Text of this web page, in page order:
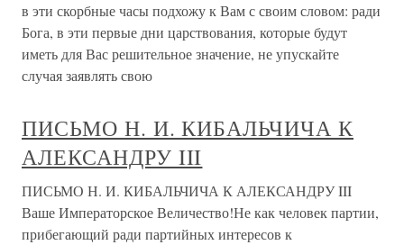
в эти скорбные часы подхожу к Вам с своим словом: ради
Бога, в эти первые дни царствования, которые будут
иметь для Вас решительное значение, не упускайте
случая заявлять свою
ПИСЬМО Н. И. КИБАЛЬЧИЧА К
АЛЕКСАНДРУ III
ПИСЬМО Н. И. КИБАЛЬЧИЧА К АЛЕКСАНДРУ III
Ваше Императорское Величество!Не как человек партии,
прибегающий ради партийных интересов к